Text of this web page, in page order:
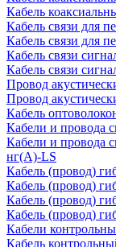
Кабель
Кабель связи для
Кабель связи для
Кабель связи
Кабель связи
Провод
Провод
Кабель
Кабели и провода
Кабели и провода
нг(А)-LS
Кабель (провод)
Кабель (провод)
Кабель (провод)
Кабель (провод)
Кабели
Кабель